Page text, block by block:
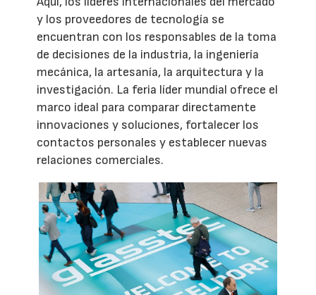
y los proveedores de tecnología se
encuentran con los responsables de la toma
de decisiones de la industria, la ingeniería
mecánica, la artesanía, la arquitectura y la
investigación. La feria líder mundial ofrece el
marco ideal para comparar directamente
innovaciones y soluciones, fortalecer los
contactos personales y establecer nuevas
relaciones comerciales.